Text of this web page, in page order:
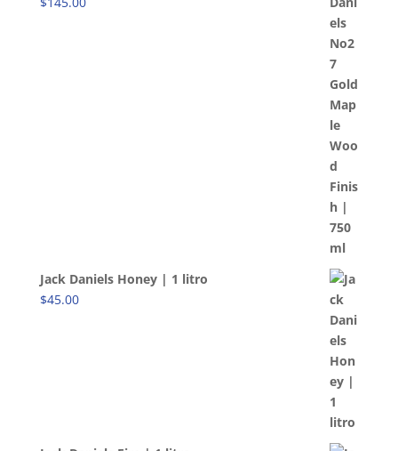
Jack Daniels Honey | 1 litro
$45.00